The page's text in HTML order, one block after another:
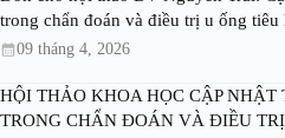
trong chẩn đoán và điều trị u ống tiêu
09 tháng 4, 2026
HỘI THẢO KHOA HỌC CẬP NHẬT
TRONG CHẨN ĐOÁN VÀ ĐIỀU